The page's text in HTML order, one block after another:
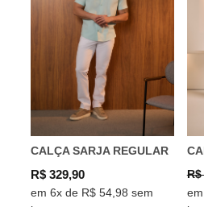
CALÇA SARJA REGULAR
R$ 329,90
em 6x de R$ 54,98 sem
R$